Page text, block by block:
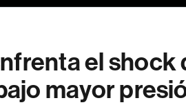
el shock
mayor